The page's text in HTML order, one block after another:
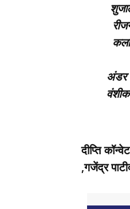
अंडर
दीप्ति
,गजेंद्र